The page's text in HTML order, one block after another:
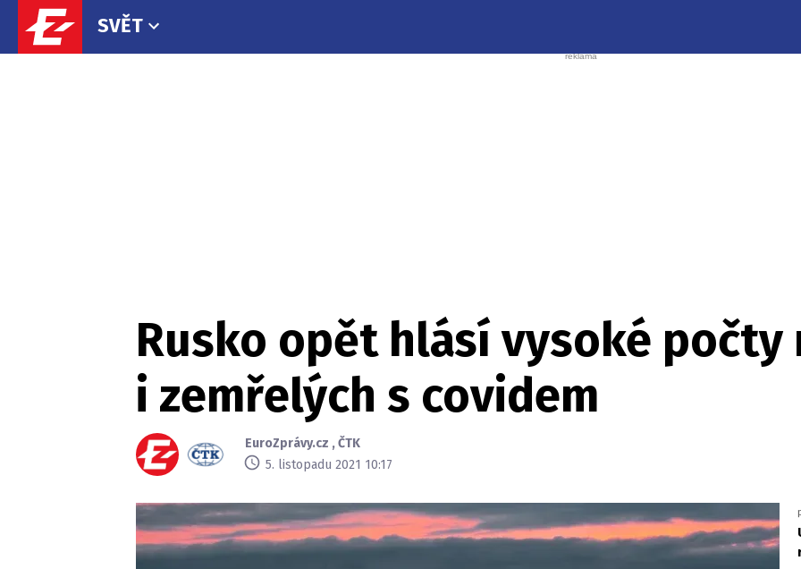
SVĚT
Rusko opět hlásí vysoké počty
i zemřelých s covidem
EuroZprávy.cz ,ČTK
5. listopadu 2021 10:17